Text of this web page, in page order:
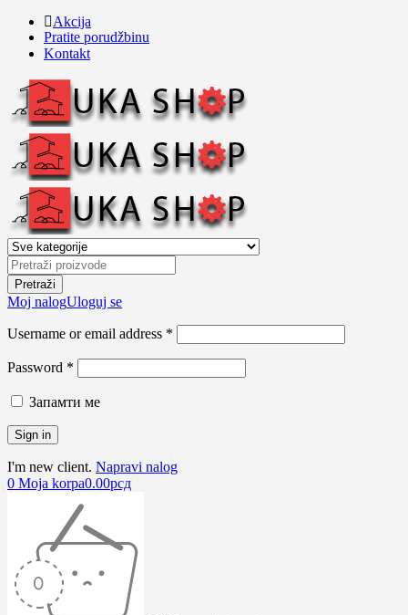
Akcija
Pratite porudžbinu
Kontakt
Moj nalogUloguj se
Username or email address *
Password *
Запамти ме
I'm new client. Napravi nalog
0 Moja korpa0.00рсд